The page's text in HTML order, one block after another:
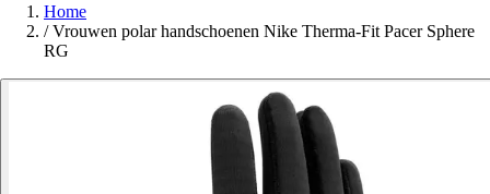
Home
/ Vrouwen polar handschoenen Nike Therma-Fit Pacer Sphere
RG